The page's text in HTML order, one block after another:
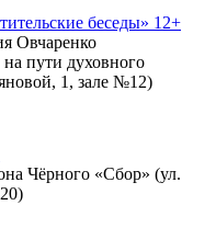
беседы» 12+
Овчаренко
пути духовного
1, зале №12)
Чёрного «Сбор» (ул.